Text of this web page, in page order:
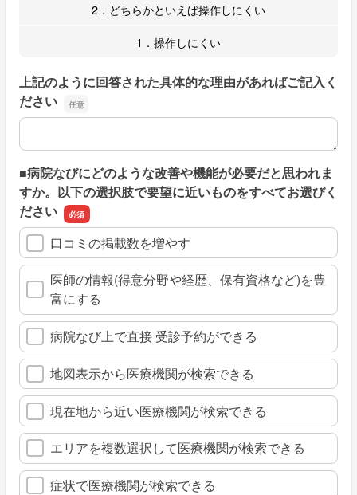
2．どちらかといえば操作しにくい
1．操作しにくい
上記のように回答された具体的な理由があればご記入く
ださい
上記のように回答された具体的な理由があればご記入くだ
■病院なびにどのような改善や機能が必要だと思われま
すか。以下の選択肢で要望に近いものをすべてお選びく
ださい
口コミの掲載数を増やす
医師の情報(得意分野や経歴、保有資格など)を豊
富にする
病院なび上で直接 受診予約ができる
地図表示から医療機関が検索できる
現在地から近い医療機関が検索できる
エリアを複数選択して医療機関が検索できる
症状で医療機関が検索できる